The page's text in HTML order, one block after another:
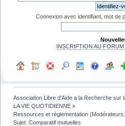
Connexion avec identifiant, mot de
INSCRIPTION AU
Association Libre d'Aide a la Recherche sur
LA VIE QUOTIDIENNE »
Ressources et règlementation
Sujet:Comparatif mutuelles